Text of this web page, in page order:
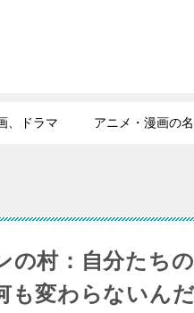
、ドラマ アニメ・漫画の
の村：自分たち
も変わらないん